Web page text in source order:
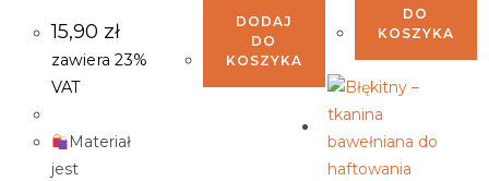
15,90 zł
zawiera 23%
VAT
Materiał
jest
DODAJ
DO
KOSZYKA
DO
KOSZYKA